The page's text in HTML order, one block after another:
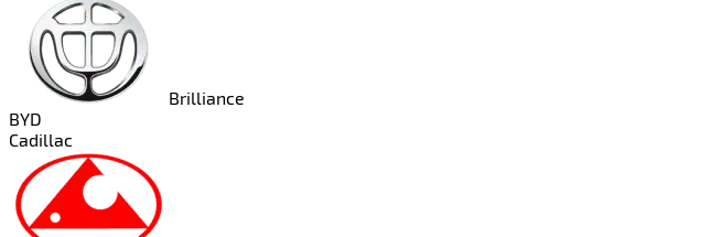
Brilliance
BYD
Cadillac